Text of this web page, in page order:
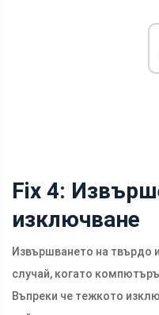
Fix 4:
изключване
Извършването на твърдо
случай, когато
Въпреки че тежкото